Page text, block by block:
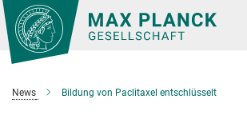
Hauptinhalt
News Bildung von Paclitaxel entschlüsselt